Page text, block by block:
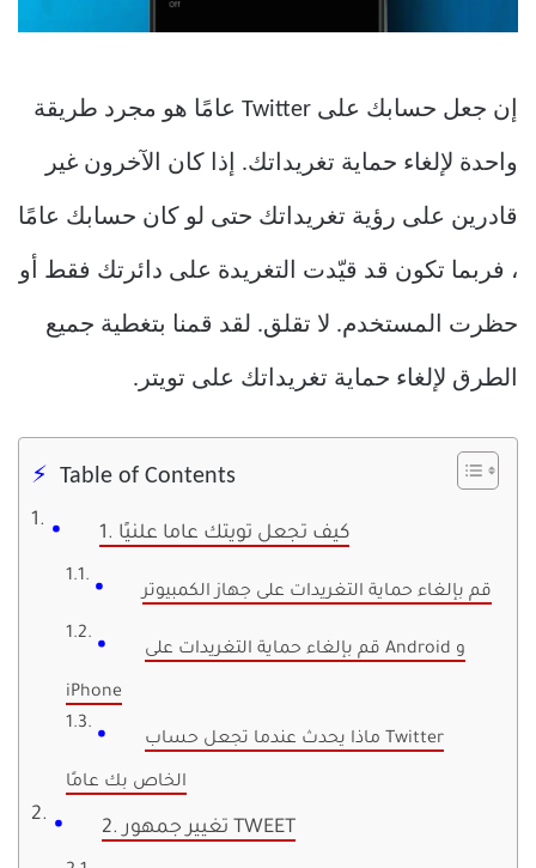
إن جعل حسابك على Twitter عامًا هو مجرد طريقة
واحدة لإلغاء حماية تغريداتك. إذا كان الآخرون غير
قادرين على رؤية تغريداتك حتى لو كان حسابك عامًا
، فربما تكون قد قيّدت التغريدة على دائرتك فقط أو
حظرت المستخدم. لا تقلق. لقد قمنا بتغطية جميع
الطرق لإلغاء حماية تغريداتك على تويتر.
Table of Contents
1. كيف تجعل تويتك عاما علنيًا
قم بإلغاء حماية التغريدات على جهاز الكمبيوتر
قم بإلغاء حماية التغريدات على Android و
iPhone
ماذا يحدث عندما تجعل حساب Twitter
الخاص بك عامًا
2. تغيير جمهور TWEET